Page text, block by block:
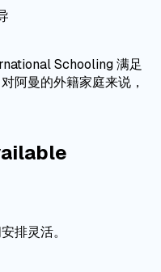
Schooling 满足
阿曼的外籍家庭来说，
排灵活。